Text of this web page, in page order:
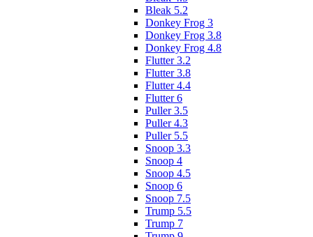
Bleak 5.2
Donkey Frog 3
Donkey Frog 3.8
Donkey Frog 4.8
Flutter 3.2
Flutter 3.8
Flutter 4.4
Flutter 6
Puller 3.5
Puller 4.3
Puller 5.5
Snoop 3.3
Snoop 4
Snoop 4.5
Snoop 6
Snoop 7.5
Trump 5.5
Trump 7